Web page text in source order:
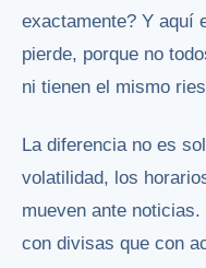
exactamente? Y aquí
pierde, porque no
ni tienen el mismo
La diferencia no es
volatilidad, los
mueven ante
con divisas que con